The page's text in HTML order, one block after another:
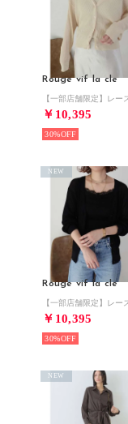
Rouge vif la cle
￥10,395
30%
Rouge vif la cle
￥10,395
NEW
30%
NEW